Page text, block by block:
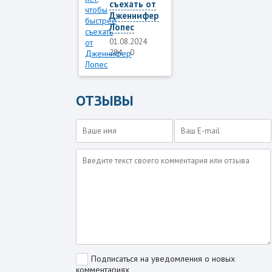
съехать от
Дженнифер
Лопес
01.08.2024
284
0
ОТЗЫВЫ
Подписаться на уведомления о новых
комментариях